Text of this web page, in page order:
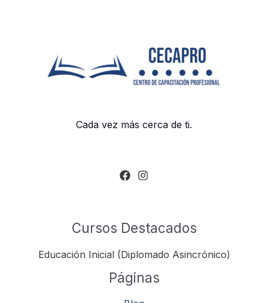
Cada vez más cerca de ti.
Cursos Destacados
Educación Inicial (Diplomado Asincrónico)
Páginas